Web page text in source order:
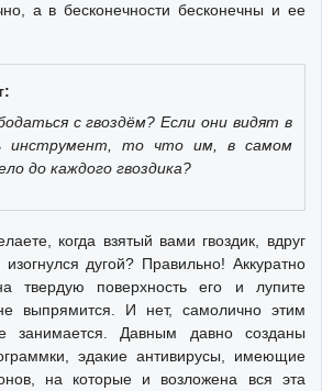
а в бесконечности бесконечны и ее
с гвоздём? Если они видят в
инструмент, то что им, в самом
до каждого гвоздика?
когда взятый вами гвоздик, вдруг
дугой? Правильно! Аккуратно
твердую поверхность его и лупите
выпрямится. И нет, самолично этим
занимается. Давным давно созданы
эдакие антивирусы, имеющие
на которые и возложена вся эта